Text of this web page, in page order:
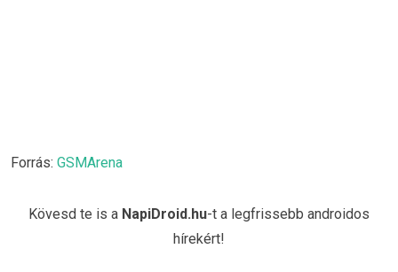
Forrás: GSMArena
Kövesd te is a NapiDroid.hu-t a legfrissebb androidos
hírekért!